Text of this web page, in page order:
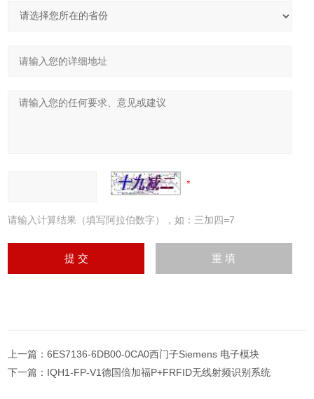
请输入计算结果（填写阿拉伯数字），如：三加四=7
上一篇：6ES7136-6DB00-0CA0西门子Siemens 电子模块
下一篇： IQH1-FP-V1德国倍加福P+FRFID无线射频识别系统